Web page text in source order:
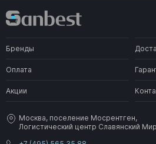
Бренды
Оплата
Акции
Москва, поселение Мосрентген,
Логистический центр Славянский Мир